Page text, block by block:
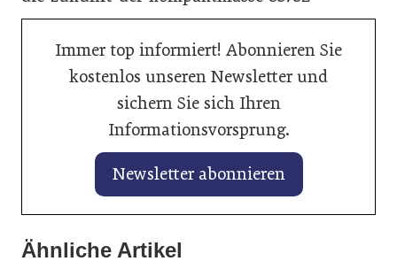
Immer top informiert! Abonnieren Sie
kostenlos unseren Newsletter und
sichern Sie sich Ihren
Informationsvorsprung.
Newsletter abonnieren
Ähnliche Artikel
27. Januar 2026
Banner vertieft Zusammenarbeit mit
BASF Coatings: Tool zur Berechnung
25. Januar 2026